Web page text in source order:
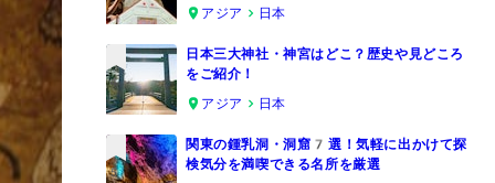
アジア
日本
4
日本三大神社・神宮はどこ？歴史や見どころ
をご紹介！
アジア
日本
5
関東の鍾乳洞・洞窟7選！気軽に出かけて探
検気分を満喫できる名所を厳選